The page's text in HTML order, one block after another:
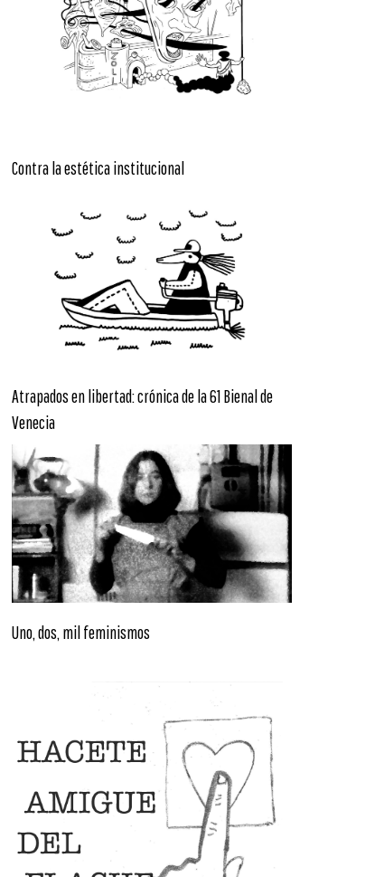
Contra la estética institucional
Atrapados en libertad: crónica de la 61 Bienal de
Venecia
Uno, dos, mil feminismos